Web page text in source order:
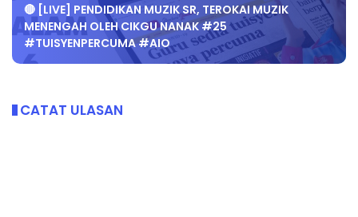
🔴 [LIVE] PENDIDIKAN MUZIK SR, TEROKAI MUZIK
MENENGAH OLEH CIKGU NANAK #25
#TUISYENPERCUMA #AIO
CATAT ULASAN